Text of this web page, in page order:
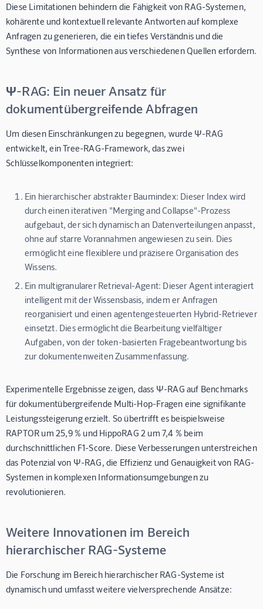
Diese Limitationen behindern die Fähigkeit von RAG-Systemen,
kohärente und kontextuell relevante Antworten auf komplexe
Anfragen zu generieren, die ein tiefes Verständnis und die
Synthese von Informationen aus verschiedenen Quellen erfordern.
Ψ-RAG: Ein neuer Ansatz für
dokumentübergreifende Abfragen
Um diesen Einschränkungen zu begegnen, wurde Ψ-RAG
entwickelt, ein Tree-RAG-Framework, das zwei
Schlüsselkomponenten integriert:
Ein hierarchischer abstrakter Baumindex: Dieser Index wird
durch einen iterativen "Merging and Collapse"-Prozess
aufgebaut, der sich dynamisch an Datenverteilungen anpasst,
ohne auf starre Vorannahmen angewiesen zu sein. Dies
ermöglicht eine flexiblere und präzisere Organisation des
Wissens.
Ein multigranularer Retrieval-Agent: Dieser Agent interagiert
intelligent mit der Wissensbasis, indem er Anfragen
reorganisiert und einen agentengesteuerten Hybrid-Retriever
einsetzt. Dies ermöglicht die Bearbeitung vielfältiger
Aufgaben, von der token-basierten Fragebeantwortung bis
zur dokumentenweiten Zusammenfassung.
Experimentelle Ergebnisse zeigen, dass Ψ-RAG auf Benchmarks
für dokumentübergreifende Multi-Hop-Fragen eine signifikante
Leistungssteigerung erzielt. So übertrifft es beispielsweise
RAPTOR um 25,9 % und HippoRAG 2 um 7,4 % beim
durchschnittlichen F1-Score. Diese Verbesserungen unterstreichen
das Potenzial von Ψ-RAG, die Effizienz und Genauigkeit von RAG-
Systemen in komplexen Informationsumgebungen zu
revolutionieren.
Weitere Innovationen im Bereich
hierarchischer RAG-Systeme
Die Forschung im Bereich hierarchischer RAG-Systeme ist
dynamisch und umfasst weitere vielversprechende Ansätze: